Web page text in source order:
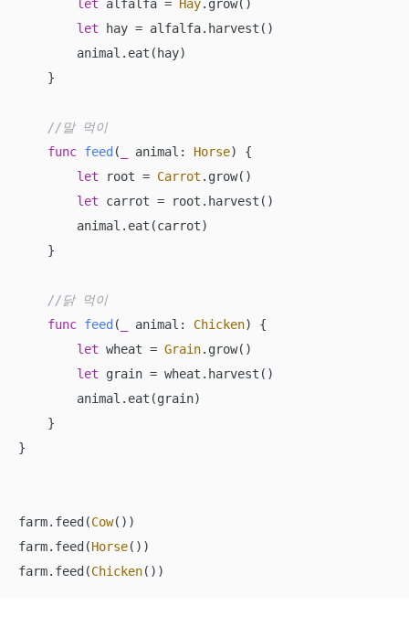
let alfalfa = Hay.grow()
let hay = alfalfa.harvest()
        animal.eat(hay)
    }
//말 먹이
func feed ( animal : Horse)
{
let root = Carrot .grow()
let carrot = root.harvest()
        animal.eat(carrot)
    }
//닭 먹이
func feed ( animal : Chicken)
{
let wheat = Grain.grow()
let grain = wheat.harvest()
        animal.eat(grain)
    }
}
farm.feed(Cow())
farm.feed(Horse())
farm.feed(Chicken())